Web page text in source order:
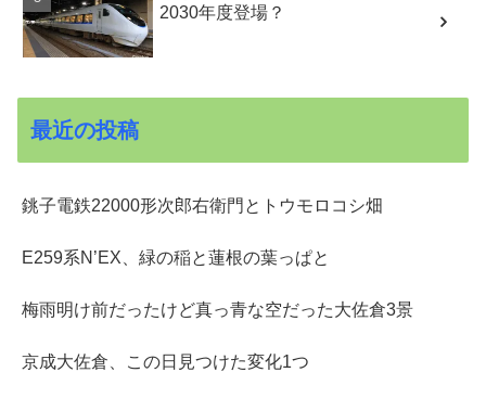
2030年度登場？
最近の投稿
銚子電鉄22000形次郎右衛門とトウモロコシ畑
E259系N’EX、緑の稲と蓮根の葉っぱと
梅雨明け前だったけど真っ青な空だった大佐倉3景
京成大佐倉、この日見つけた変化1つ